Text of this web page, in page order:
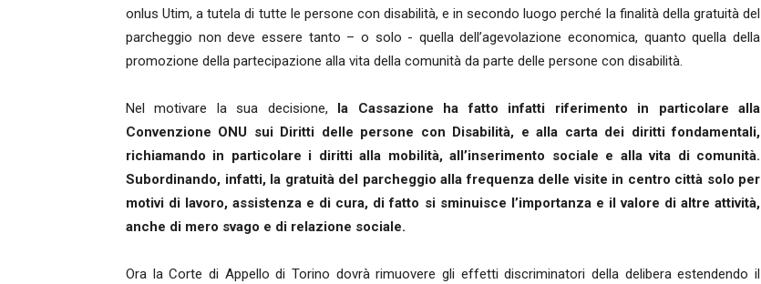
onlus Utim, a tutela di tutte le persone con disabilità, e in secondo luogo perché la finalità della gratuità del
parcheggio non deve essere tanto – o solo - quella dell’agevolazione economica, quanto quella della
promozione della partecipazione alla vita della comunità da parte delle persone con disabilità.
Nel motivare la sua decisione,
la Cassazione ha fatto infatti riferimento in particolare alla
Convenzione ONU sui Diritti delle persone con Disabilità, e alla carta dei diritti fondamentali,
richiamando in particolare i diritti alla mobilità, all’inserimento sociale e alla vita di comunità.
Subordinando, infatti, la gratuità del parcheggio alla frequenza delle visite in centro città solo per
motivi di lavoro, assistenza e di cura, di fatto si sminuisce l’importanza e il valore di altre attività,
anche di mero svago e di relazione sociale.
Ora la Corte di Appello di Torino dovrà rimuovere gli effetti discriminatori della delibera estendendo il